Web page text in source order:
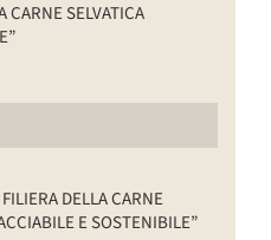
CARNE SELVATICA
DELLA CARNE
E SOSTENIBILE”